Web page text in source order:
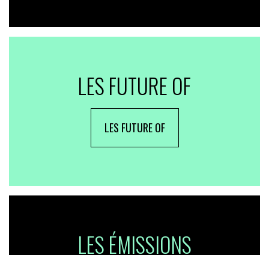
LES FUTURE OF
LES FUTURE OF
LES ÉMISSIONS